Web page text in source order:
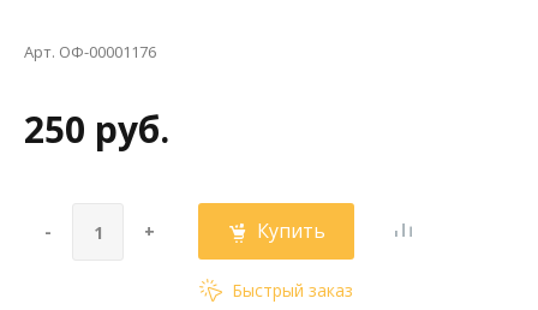
Арт. ОФ-00001176
250 руб.
- + Купить
Быстрый заказ